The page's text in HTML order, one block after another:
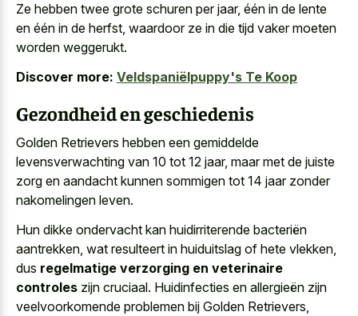
Ze hebben twee grote schuren per jaar, één in de lente
en één in de herfst, waardoor ze in die tijd vaker moeten
worden weggerukt.
Discover more: Veldspaniëlpuppy's Te Koop
Gezondheid en geschiedenis
Golden Retrievers hebben een gemiddelde
levensverwachting van 10 tot 12 jaar, maar met de juiste
zorg en aandacht kunnen sommigen tot 14 jaar zonder
nakomelingen leven.
Hun dikke ondervacht kan huidirriterende bacteriën
aantrekken, wat resulteert in huiduitslag of hete vlekken,
dus regelmatige verzorging en veterinaire
controles zijn cruciaal. Huidinfecties en allergieën zijn
veelvoorkomende problemen bij Golden Retrievers,